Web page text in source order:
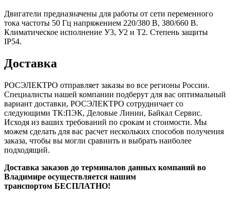
Двигатели предназначены для работы от сети переменного
тока частоты 50 Гц напряжением 220/380 В, 380/660 В.
Климатическое исполнение У3, У2 и Т2. Степень защиты
IP54.
Доставка
РОСЭЛЕКТРО отправляет заказы во все регионы России.
Специалисты нашей компании подберут для вас оптимальный
вариант доставки, РОСЭЛЕКТРО сотрудничает со
следующими ТК:ПЭК, Деловые Линии, Байкал Сервис.
Исходя из ваших требований по срокам и стоимости. Мы
можем сделать для вас расчет нескольких способов получения
заказа, чтобы вы могли сравнить и выбрать наиболее
подходящий.
Доставка заказов до терминалов данных компаний во
Владимире осуществляется нашим
транспортом БЕСПЛАТНО!